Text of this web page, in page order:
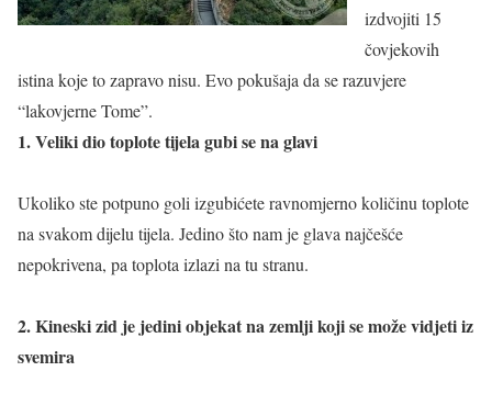
izdvojiti 15
čovjekovih
istina koje to zapravo nisu. Evo pokušaja da se razuvjere
“lakovjerne Tome”.
1. Veliki dio toplote tijela gubi se na glavi
Ukoliko ste potpuno goli izgubićete ravnomjerno količinu toplote
na svakom dijelu tijela. Jedino što nam je glava najčešće
nepokrivena, pa toplota izlazi na tu stranu.
2. Kineski zid je jedini objekat na zemlji koji se može vidjeti iz
svemira